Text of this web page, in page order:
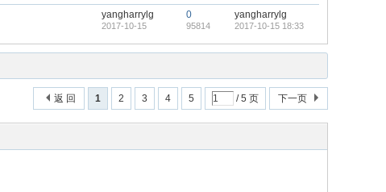
yangharrylg
2017-10-15
0
95814
yangharrylg
2017-10-15 18:33
1 2 3 4 5 / 5 页 下一页
返 回